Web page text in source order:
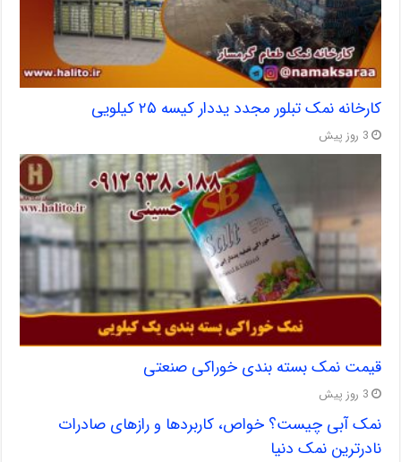
کارخانه نمک تبلور مجدد یددار کیسه ۲۵ کیلویی
3 روز پیش
قیمت نمک بسته بندی خوراکی صنعتی
3 روز پیش
نمک آبی چیست؟ خواص، کاربردها و رازهای صادرات
نادرترین نمک دنیا